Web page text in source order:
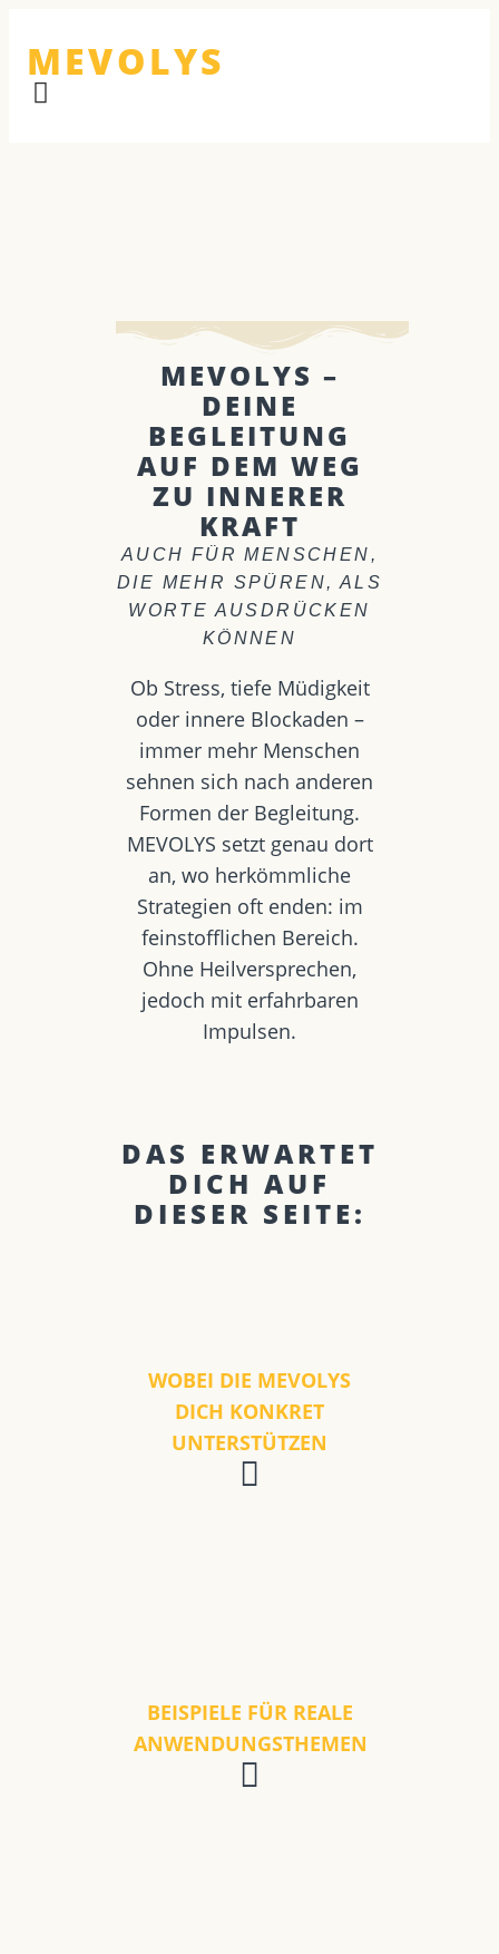
MEVOLYS
MEVOLYS –
DEINE
BEGLEITUNG
AUF DEM WEG
ZU INNERER
KRAFT
AUCH FÜR MENSCHEN,
DIE MEHR SPÜREN, ALS
WORTE AUSDRÜCKEN
KÖNNEN
Ob Stress, tiefe Müdigkeit
oder innere Blockaden –
immer mehr Menschen
sehnen sich nach anderen
Formen der Begleitung.
MEVOLYS setzt genau dort
an, wo herkömmliche
Strategien oft enden: im
feinstofflichen Bereich.
Ohne Heilversprechen,
jedoch mit erfahrbaren
Impulsen.
DAS ERWARTET
DICH AUF
DIESER SEITE:
WOBEI DIE MEVOLYS
DICH KONKRET
UNTERSTÜTZEN
BEISPIELE FÜR REALE
ANWENDUNGSTHEMEN